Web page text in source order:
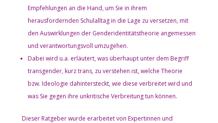
Empfehlungen an die Hand, um Sie in ihrem
herausfordernden Schulalltag in die Lage zu versetzen, mit
den Auswirklungen der Genderidentitätstheorie angemessen
und verantwortungsvoll umzugehen.
Dabei wird u.a. erläutert, was überhaupt unter dem Begriff
transgender, kurz trans, zu verstehen ist, welche Theorie
bzw. Ideologie dahintersteckt, wie diese verbreitet wird und
was Sie gegen ihre unkritische Verbreitung tun können.
Dieser Ratgeber wurde erarbeitet von Expertinnen und